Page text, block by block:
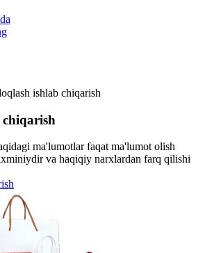
ishlab chiqarish
ma'lumotlar faqat ma'lumot olish
va haqiqiy narxlardan farq qilishi